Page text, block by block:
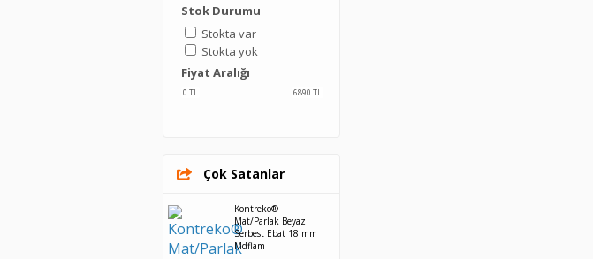
Stok Durumu
Stokta var
Stokta yok
Fiyat Aralığı
0 TL 6890 TL
Çok Satanlar
Kontreko®
Mat/Parlak Beyaz
Serbest Ebat 18 mm
Mdflam